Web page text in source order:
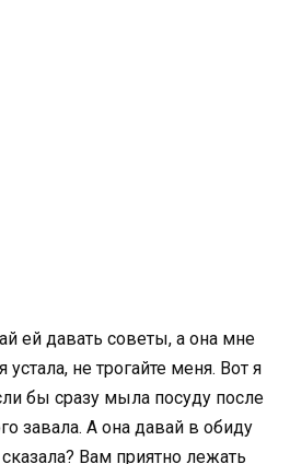
ей давать советы, а она мне
не трогайте меня. Вот я
бы сразу мыла посуду после
завала. А она давай в обиду
сказала? Вам приятно лежать